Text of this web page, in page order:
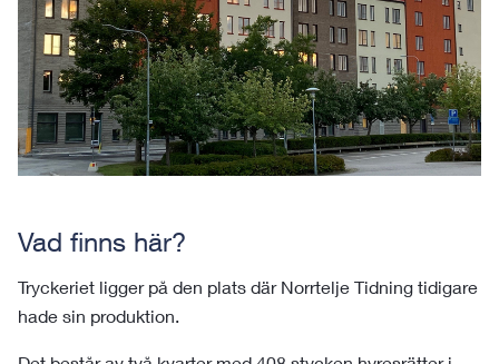
Vad finns här?
Tryckeriet ligger på den plats där Norrtelje Tidning tidigare
hade sin produktion.